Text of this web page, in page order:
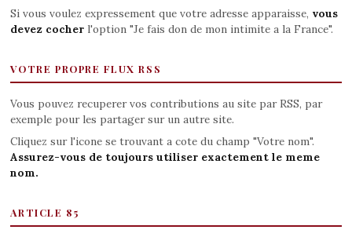
Si vous voulez expressement que votre adresse apparaisse, vous
devez cocherl'option "Je fais don de mon intimite a la France".
VOTRE PROPRE FLUX RSS
Vous pouvez recuperer vos contributions au site par RSS, par
exemple pour les partager sur un autre site.
Cliquez sur l'icone se trouvant a cote du champ "Votre nom".
Assurez-vous de toujours utiliser exactement le meme
nom.
ARTICLE 85